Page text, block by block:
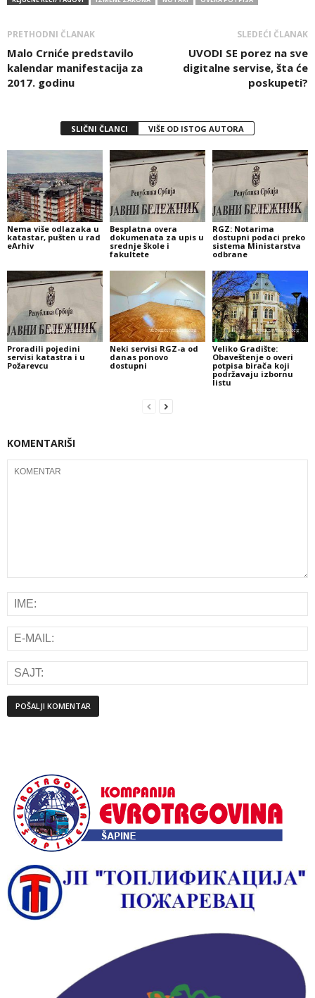
PRETHODNI ČLANAK
Malo Crniće predstavilo
kalendar manifestacija za
2017. godinu
SLEDEĆI ČLANAK
UVODI SE porez na sve
digitalne servise, šta će
poskupeti?
SLIČNI ČLANCI VIŠE OD ISTOG AUTORA
Nema više odlazaka u
katastar, pušten u rad
eArhiv
Besplatna overa
dokumenata za upis u
srednje škole i
fakultete
RGZ: Notarima
dostupni podaci preko
sistema Ministarstva
odbrane
Proradili pojedini
servisi katastra i u
Požarevcu
Neki servisi RGZ-a od
danas ponovo
dostupni
Veliko Gradište:
Obaveštenje o overi
potpisa birača koji
podržavaju izbornu
listu
KOMENTARIŠI